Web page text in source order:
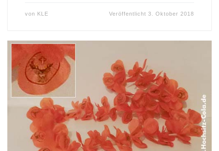
von KLE Veröffentlicht3. Oktober 2018